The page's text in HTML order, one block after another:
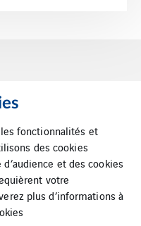
fonctionnalités et
des cookies
et des cookies
votre
plus d’informations à